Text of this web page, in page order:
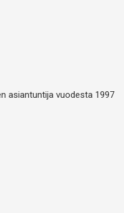
asiantuntija vuodesta 1997